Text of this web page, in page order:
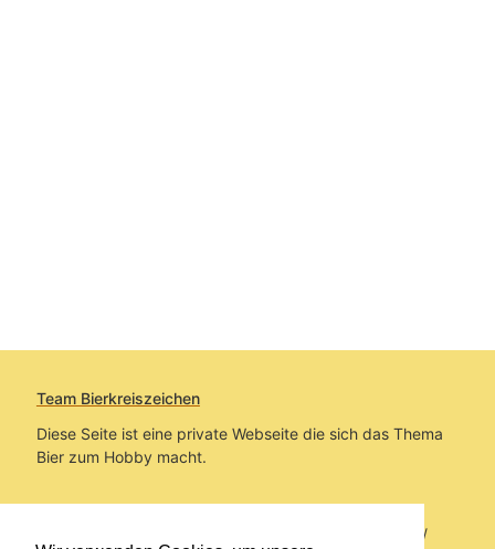
Team Bierkreiszeichen
Diese Seite ist eine private Webseite die sich das Thema
Bier zum Hobby macht.
Sie befinden sich auf https://www.bierkreiszeichen.at/